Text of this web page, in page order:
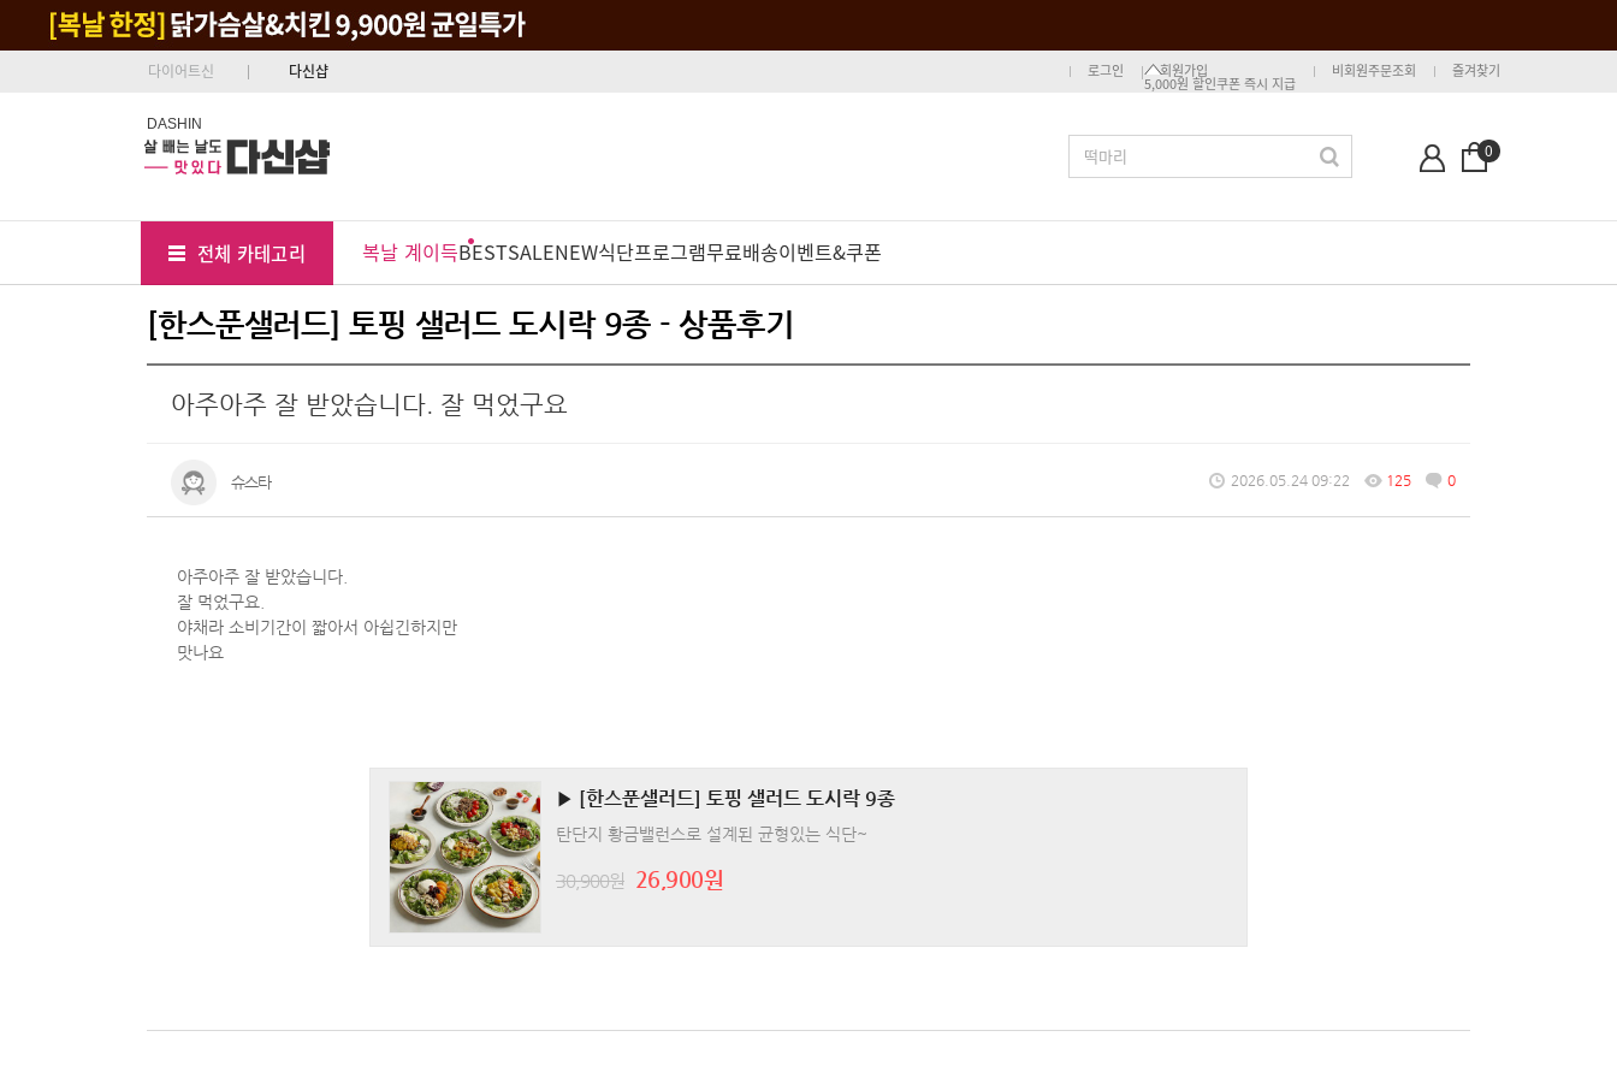
다이어트신 다신샵 로그인 회원가입
5,000원 할인쿠폰 즉시 지급
비회원주문조회 즐겨찾기
DASHIN
0
전체 카테고리 복날 계이득BESTSALENEW식단프로그램무료배송이벤트&쿠폰
[한스푼샐러드] 토핑 샐러드 도시락 9종 - 상품후기
아주아주 잘 받았습니다. 잘 먹었구요
슈스타 2026.05.24 09:22 125 0
아주아주 잘 받았습니다.
잘 먹었구요.
야채라 소비기간이 짧아서 아쉽긴하지만
맛나요
▶ [한스푼샐러드] 토핑 샐러드 도시락 9종
탄단지 황금밸런스로 설계된 균형있는 식단~
30,900원 26,900원